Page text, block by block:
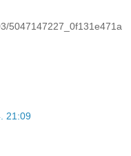
5047147227_0f131e471a
21:09